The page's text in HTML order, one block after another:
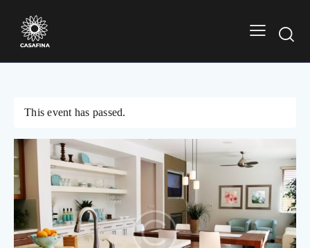
This event has passed.